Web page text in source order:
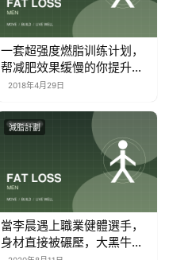
一套超强度燃脂训练计划，
帮减肥效果缓慢的你提升效
率！
2018年4月29日
減脂計劃
當李晨遇上職業健體選手，
身材直接被碾壓，大黑牛秒